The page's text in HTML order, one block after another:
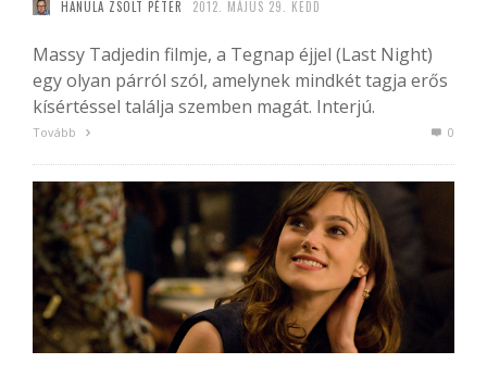
HANULA ZSOLT PÉTER 2012. MÁJUS 29. KEDD
Massy Tadjedin filmje, a Tegnap éjjel (Last Night)
egy olyan párról szól, amelynek mindkét tagja erős
kísértéssel találja szemben magát. Interjú.
Tovább 0